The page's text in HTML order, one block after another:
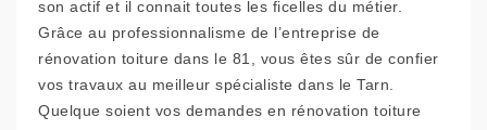
son actif et il connait toutes les ficelles du métier.
Grâce au professionnalisme de l’entreprise de
rénovation toiture dans le 81, vous êtes sûr de confier
vos travaux au meilleur spécialiste dans le Tarn.
Quelque soient vos demandes en rénovation toiture